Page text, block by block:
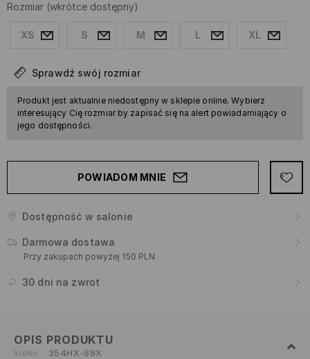
Rozmiar (wkrótce dostępny)
XS S M L XL
Sprawdź swój rozmiar
Produkt jest aktualnie niedostępny w sklepie online. Wybierz
interesujący Cię rozmiar by zapisać się na alert powiadamiający o
jego dostępności.
POWIADOM MNIE
Dostępność w salonie
Darmowa dostawa
Przy zakupach powyżej 150 PLN
30 dni na zwrot
OPIS PRODUKTU
Index 354HX-88X